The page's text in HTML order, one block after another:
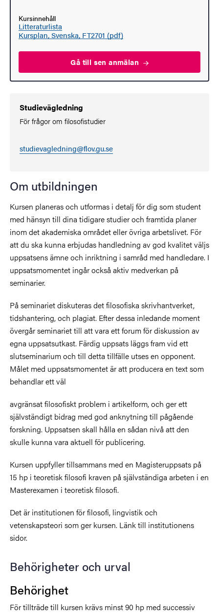
Kursinnehåll
Litteraturlista
Kursplan, Svenska, FT2701 (pdf)
Gå till senanmälan
Studievägledning
För frågor om filosofistudier
studievagledning@flov.gu.se
Om utbildningen
Kursen planeras och utformas i detalj för dig som student
med hänsyn till dina tidigare studier och framtida planer
inom det akademiska området eller övriga arbetslivet. För
att du ska kunna erbjudas handledning av god kvalitet väljs
uppsatsens ämne och inriktning i samråd med handledare. I
uppsatsmomentet ingår också aktiv medverkan på
seminarier.
På seminariet diskuteras det filosofiska skrivhantverket,
tidshantering, och plagiat. Efter dessa inledande moment
övergår seminariet till att vara ett forum för diskussion av
egna uppsatsutkast. Färdig uppsats läggs fram vid ett
slutseminarium och till detta tillfälle utses en opponent.
Målet med uppsatsmomentet är att producera en text som
behandlar ett väl
avgränsat filosofiskt problem i artikelform, och ger ett
självständigt bidrag med god anknytning till pågående
forskning. Uppsatsen skall hålla en sådan nivå att den
skulle kunna vara aktuell för publicering.
Kursen uppfyller tillsammans med en Magisteruppsats på
15 hp i teoretisk filosofi kraven på självständiga arbeten i en
Masterexamen i teoretisk filosofi.
Det är institutionen för filosofi, lingvistik och
vetenskapsteori som ger kursen. Länk till institutionens
sidor.
Behörigheter och urval
Behörighet
För tillträde till kursen krävs minst 90 hp med successiv